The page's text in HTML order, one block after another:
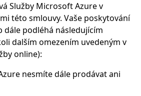
Služby Microsoft Azure v
této smlouvy. Vaše poskytování
dále podléhá následujícím
dalším omezením uvedeným v
online):
nesmíte dále prodávat ani